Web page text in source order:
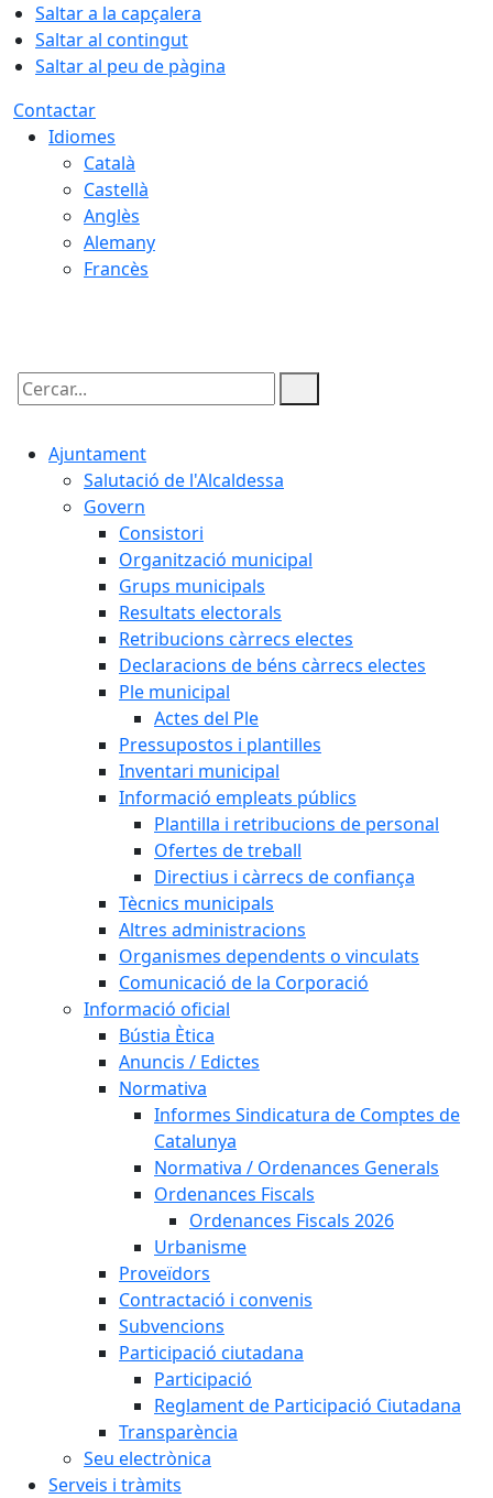
Saltar a la capçalera
Saltar al contingut
Saltar al peu de pàgina
Contactar
Idiomes
Català
Castellà
Anglès
Alemany
Francès
Cercar:
Ajuntament
Salutació de l'Alcaldessa
Govern
Consistori
Organització municipal
Grups municipals
Resultats electorals
Retribucions càrrecs electes
Declaracions de béns càrrecs electes
Ple municipal
Actes del Ple
Pressupostos i plantilles
Inventari municipal
Informació empleats públics
Plantilla i retribucions de personal
Ofertes de treball
Directius i càrrecs de confiança
Tècnics municipals
Altres administracions
Organismes dependents o vinculats
Comunicació de la Corporació
Informació oficial
Bústia Ètica
Anuncis / Edictes
Normativa
Informes Sindicatura de Comptes de
Catalunya
Normativa / Ordenances Generals
Ordenances Fiscals
Ordenances Fiscals 2026
Urbanisme
Proveïdors
Contractació i convenis
Subvencions
Participació ciutadana
Participació
Reglament de Participació Ciutadana
Transparència
Seu electrònica
Serveis i tràmits